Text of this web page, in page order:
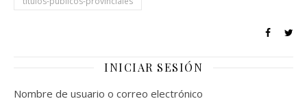
INICIAR SESIÓN
Nombre de usuario o correo electrónico